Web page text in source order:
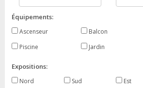
Équipements:
Ascenseur Balcon
Piscine
Jardin
Expositions:
Nord Sud Est